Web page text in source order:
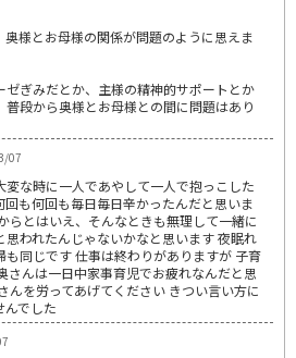
様とお母様の関係が問題のように思えま
ゼぎみだとか、主様の精神的サポートとか
普段から奥様とお母様との間に問題はあり
07
変な時に一人であやして一人で抱っこした
も何回も毎日毎日辛かったんだと思いま
らとはいえ、そんなときも無理して一緒に
思われたんじゃないかなと思います 夜眠れ
も同じです 仕事は終わりがありますが 子育
さんは一日中家事育児でお疲れなんだと思
んを労ってあげてください きつい言い方に
んでした